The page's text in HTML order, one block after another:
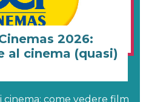
2026:
al cinema (quasi)
cinema: come vedere film